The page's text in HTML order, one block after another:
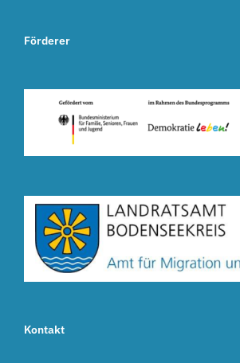
Förderer
Kontakt